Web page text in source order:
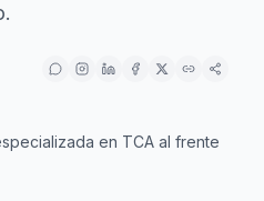
en TCA al frente